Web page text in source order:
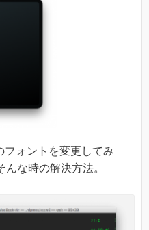
フォントを変更してみ
な時の解決方法。